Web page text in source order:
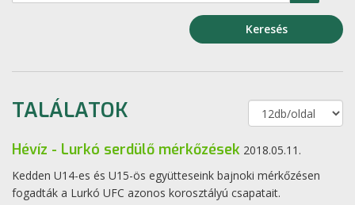
Keresés
TALÁLATOK
Hévíz - Lurkó serdülő mérkőzések 2018.05.11.
Kedden U14-es és U15-ös együtteseink bajnoki mérkőzésen
fogadták a Lurkó UFC azonos korosztályú csapatait.